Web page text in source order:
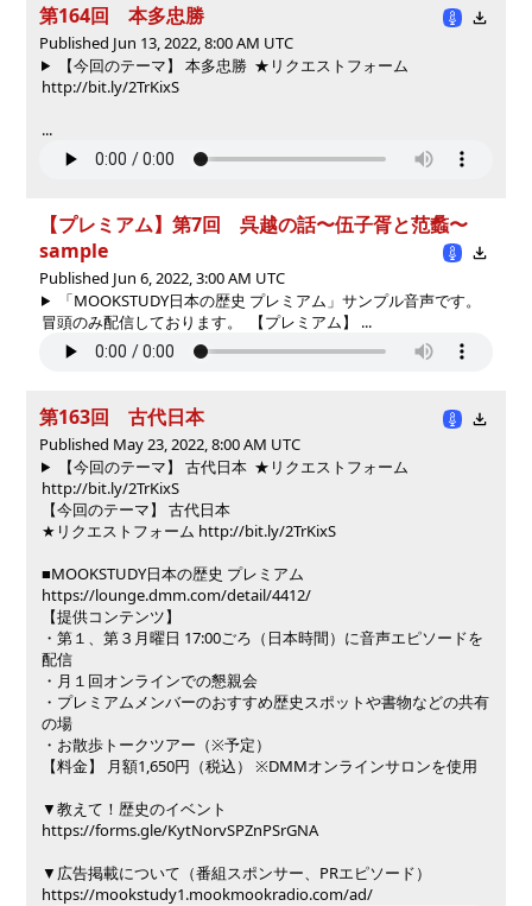
第164回 本多忠勝
Published Jun 13, 2022, 8:00 AM UTC
【今回のテーマ】 本多忠勝 ★リクエストフォーム
http://bit.ly/2TrKixS
...
【プレミアム】第7回 呉越の話〜伍子胥と范蠡〜
sample
Published Jun 6, 2022, 3:00 AM UTC
「MOOKSTUDY日本の歴史 プレミアム」サンプル音声です。
冒頭のみ配信しております。 【プレミアム】 ...
第163回 古代日本
Published May 23, 2022, 8:00 AM UTC
【今回のテーマ】 古代日本 ★リクエストフォーム
http://bit.ly/2TrKixS
【今回のテーマ】 古代日本
★リクエストフォーム http://bit.ly/2TrKixS
■MOOKSTUDY日本の歴史 プレミアム
https://lounge.dmm.com/detail/4412/
【提供コンテンツ】
・第１、第３月曜日 17:00ごろ（日本時間）に音声エピソードを
配信
・月１回オンラインでの懇親会
・プレミアムメンバーのおすすめ歴史スポットや書物などの共有
の場
・お散歩トークツアー（※予定）
【料金】 月額1,650円（税込） ※DMMオンラインサロンを使用
▼教えて！歴史のイベント
https://forms.gle/KytNorvSPZnPSrGNA
▼広告掲載について（番組スポンサー、PRエピソード）
https://mookstudy1.mookmookradio.com/ad/